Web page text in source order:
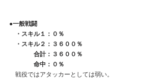
●一般戦闘
・スキル１：０％
・スキル２：３６００％
合計：３６００％
命中：０％
戦役ではアタッカーとしては弱い。